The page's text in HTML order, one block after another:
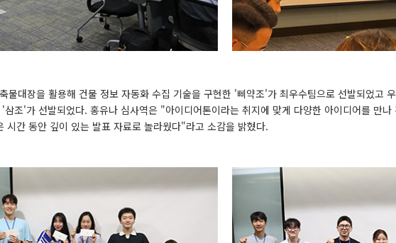
물대장을 활용해 건물 정보 자동화 수집 기술을 구현한 '삐약조'가 최우수팀으로 선발되었고
삼조'가 선발되었다. 홍유나 심사역은 "아이디어톤이라는 취지에 맞게 다양한 아이디어를 만
시간 동안 깊이 있는 발표 자료로 놀라웠다"라고 소감을 밝혔다.